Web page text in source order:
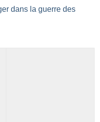
dans la guerre des